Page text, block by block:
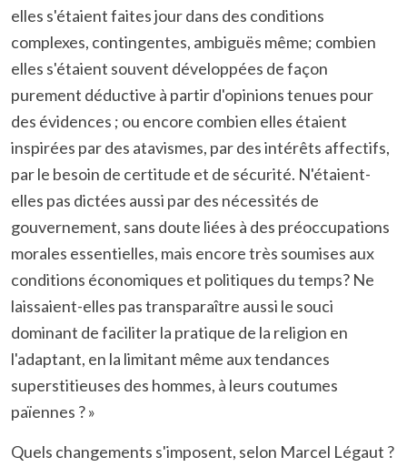
elles s'étaient faites jour dans des conditions
complexes, contingentes, ambiguës même; combien
elles s'étaient souvent développées de façon
purement déductive à partir d'opinions tenues pour
des évidences ; ou encore combien elles étaient
inspirées par des atavismes, par des intérêts affectifs,
par le besoin de certitude et de sécurité. N'étaient-
elles pas dictées aussi par des nécessités de
gouvernement, sans doute liées à des préoccupations
morales essentielles, mais encore très soumises aux
conditions économiques et politiques du temps? Ne
laissaient-elles pas transparaître aussi le souci
dominant de faciliter la pratique de la religion en
l'adaptant, en la limitant même aux tendances
superstitieuses des hommes, à leurs coutumes
païennes ? »
Quels changements s'imposent, selon Marcel Légaut ?